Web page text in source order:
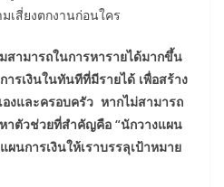
เสี่ยงตกงานก่อนใคร
สามารถในการหารายได้มากขึ้น
รเงินในทันทีที่มีรายได้ เพื่อสร้าง
งและครอบครัว หากไม่สามารถ
าตัวช่วยที่สำคัญคือ “นักวางแผน
ผนการเงินให้เราบรรลุเป้าหมาย